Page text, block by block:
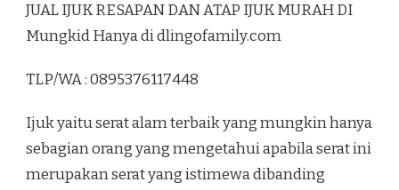
RESAPAN
JUAL IJUK RESAPAN DAN ATAP IJUK MURAH DI
Mungkid Hanya di dlingofamily.com
TLP/WA : 0895376117448
Ijuk yaitu serat alam terbaik yang mungkin hanya
sebagian orang yang mengetahui apabila serat ini
merupakan serat yang istimewa dibanding